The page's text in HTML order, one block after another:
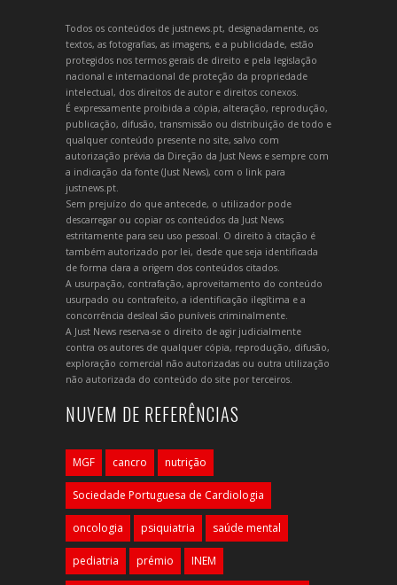
Todos os conteúdos de justnews.pt, designadamente, os
textos, as fotografias, as imagens, e a publicidade, estão
protegidos nos termos gerais de direito e pela legislação
nacional e internacional de proteção da propriedade
intelectual, dos direitos de autor e direitos conexos.
É expressamente proibida a cópia, alteração, reprodução,
publicação, difusão, transmissão ou distribuição de todo e
qualquer conteúdo presente no site, salvo com
autorização prévia da Direção da Just News e sempre com
a indicação da fonte (Just News), com o link para
justnews.pt.
Sem prejuízo do que antecede, o utilizador pode
descarregar ou copiar os conteúdos da Just News
estritamente para seu uso pessoal. O direito à citação é
também autorizado por lei, desde que seja identificada
de forma clara a origem dos conteúdos citados.
A usurpação, contrafação, aproveitamento do conteúdo
usurpado ou contrafeito, a identificação ilegítima e a
concorrência desleal são puníveis criminalmente.
A Just News reserva-se o direito de agir judicialmente
contra os autores de qualquer cópia, reprodução, difusão,
exploração comercial não autorizadas ou outra utilização
não autorizada do conteúdo do site por terceiros.
NUVEM DE REFERÊNCIAS
MGF cancro nutrição
Sociedade Portuguesa de Cardiologia
oncologia psiquiatria saúde mental
pediatria prémio INEM